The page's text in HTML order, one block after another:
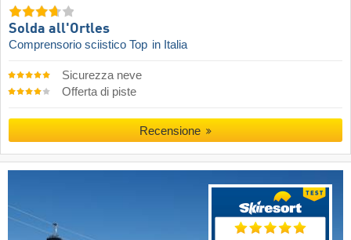
Solda all'Ortles
Comprensorio sciistico Top in Italia
Sicurezza neve
Offerta di piste
Recensione